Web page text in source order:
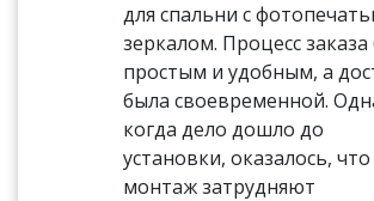
для спальни с
зеркалом. Процесс
простым и удобным, а
была своевременной.
когда дело дошло до
установки, оказалось, что
монтаж затрудняют